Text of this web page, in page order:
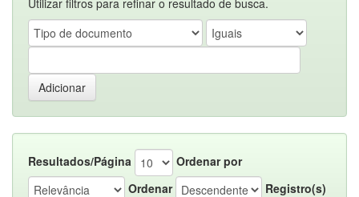
Utilizar filtros para refinar o resultado de busca.
Resultados/Página
Ordenar por
Ordenar
Registro(s)